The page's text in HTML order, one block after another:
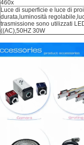
460x
Luce di superficie e luce di
durata,luminosità
trasmissione sono utilizzati
((AC),50HZ 30W